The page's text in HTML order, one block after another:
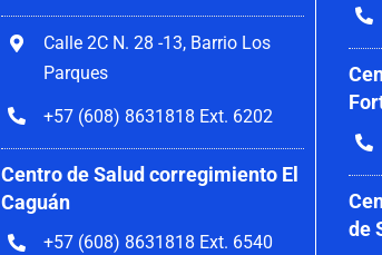
Calle 2C N. 28 -13, Barrio Los
Parques
+57 (608) 8631818 Ext. 6202
Centro de Salud corregimiento El
Caguán
+57 (608) 8631818 Ext. 6540
de